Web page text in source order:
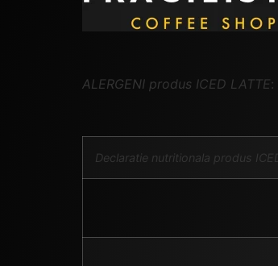
ALERGENI produs ICED LATTE:
Declaratie nutritionala produs